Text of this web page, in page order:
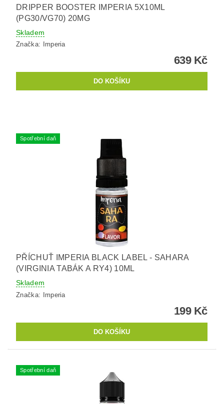
DRIPPER BOOSTER IMPERIA 5X10ML
(PG30/VG70) 20MG
Skladem
Značka: Imperia
639 Kč
Spotřební daň
PŘÍCHUŤ IMPERIA BLACK LABEL - SAHARA
(VIRGINIA TABÁK A RY4) 10ML
Skladem
Značka: Imperia
199 Kč
Spotřební daň